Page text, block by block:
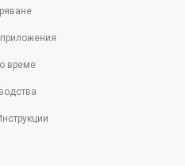
време